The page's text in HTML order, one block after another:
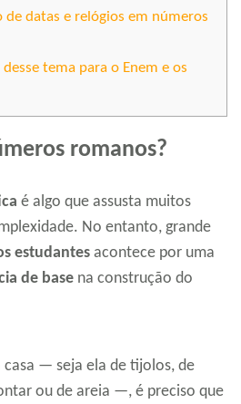
de datas e relógios em números
tema para o Enem e os
romanos?
é algo que assusta muitos
No entanto, grande
estudantes acontece por uma
de base na construção do
casa — seja ela de tijolos, de
ou de areia —, é preciso que